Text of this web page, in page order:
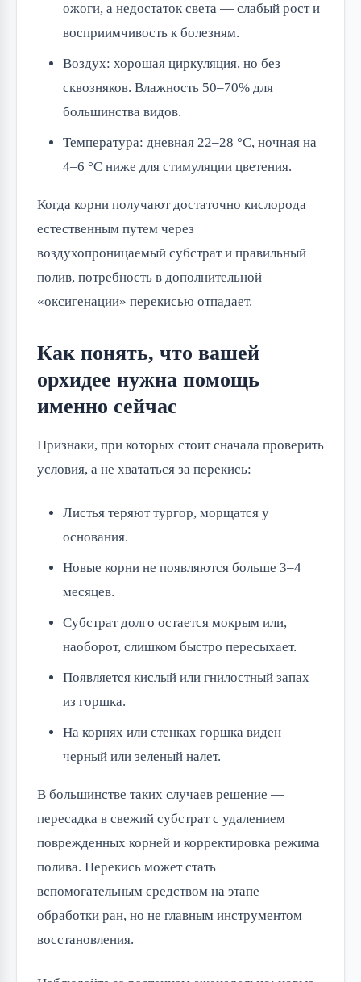
ожоги, а недостаток света — слабый рост и
восприимчивость к болезням.
Воздух: хорошая циркуляция, но без
сквозняков. Влажность 50–70% для
большинства видов.
Температура: дневная 22–28 °C, ночная на
4–6 °C ниже для стимуляции цветения.
Когда корни получают достаточно кислорода
естественным путем через
воздухопроницаемый субстрат и правильный
полив, потребность в дополнительной
«оксигенации» перекисью отпадает.
Как понять, что вашей
орхидее нужна помощь
именно сейчас
Признаки, при которых стоит сначала проверить
условия, а не хвататься за перекись:
Листья теряют тургор, морщатся у
основания.
Новые корни не появляются больше 3–4
месяцев.
Субстрат долго остается мокрым или,
наоборот, слишком быстро пересыхает.
Появляется кислый или гнилостный запах
из горшка.
На корнях или стенках горшка виден
черный или зеленый налет.
В большинстве таких случаев решение —
пересадка в свежий субстрат с удалением
поврежденных корней и корректировка режима
полива. Перекись может стать
вспомогательным средством на этапе
обработки ран, но не главным инструментом
восстановления.